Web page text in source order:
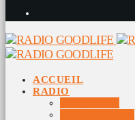
ACCUEIL
RADIO